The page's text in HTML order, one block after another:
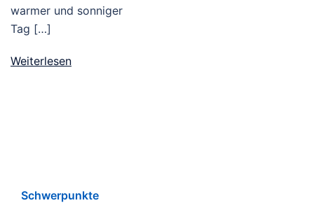
warmer und sonniger
Tag […]
Weiterlesen
Schwerpunkte